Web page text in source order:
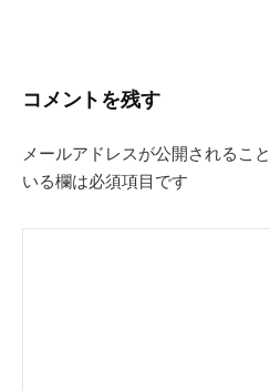
ー
ョ
ン
コメントを残す
メールアドレスが公開されるこ
いる欄は必須項目です